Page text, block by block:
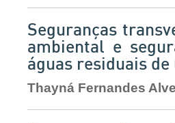
Seguranças
ambiental e
águas residuais
Thayná Fernandes